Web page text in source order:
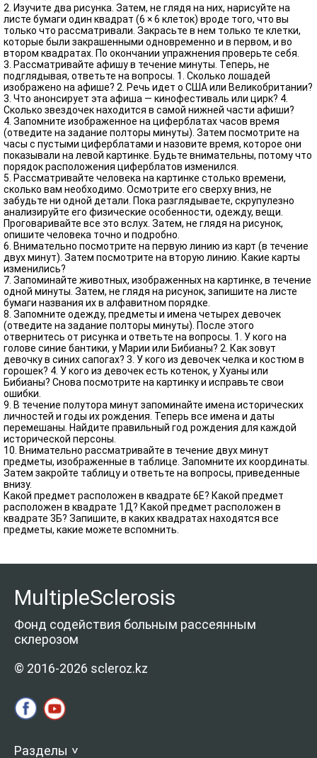
2. Изучите два рисунка. Затем, не глядя на них, нарисуйте на
листе бумаги один квадрат (6 × 6 клеток) вроде того, что вы
только что рассматривали. Закрасьте в нем только те клетки,
которые были закрашенными одновременно и в первом, и во
втором квадратах. По окончании упражнения проверьте себя.
3. Рассматривайте афишу в течение минуты. Теперь, не
подглядывая, ответьте на вопросы. 1. Сколько лошадей
изображено на афише? 2. Речь идет о США или Великобритании?
3. Что анонсирует эта афиша — кинофестиваль или цирк? 4.
Сколько звездочек находится в самой нижней части афиши?
4. Запомните изображенное на циферблатах часов время
(отведите на задание полторы минуты). Затем посмотрите на
часы с пустыми циферблатами и назовите время, которое они
показывали на левой картинке. Будьте внимательны, потому что
порядок расположения циферблатов изменился.
5. Рассматривайте человека на картинке столько времени,
сколько вам необходимо. Осмотрите его сверху вниз, не
забудьте ни одной детали. Пока разглядываете, скрупулезно
анализируйте его физические особенности, одежду, вещи.
Проговаривайте все это вслух. Затем, не глядя на рисунок,
опишите человека точно и подробно.
6. Внимательно посмотрите на первую линию из карт (в течение
двух минут). Затем посмотрите на вторую линию. Какие карты
изменились?
7. Запоминайте животных, изображенных на картинке, в течение
одной минуты. Затем, не глядя на рисунок, запишите на листе
бумаги названия их в алфавитном порядке.
8. Запомните одежду, предметы и имена четырех девочек
(отведите на задание полторы минуты). После этого
отвернитесь от рисунка и ответьте на вопросы. 1. У кого на
голове синие бантики, у Марии или Бибианы? 2. Как зовут
девочку в синих сапогах? 3. У кого из девочек челка и костюм в
горошек? 4. У кого из девочек есть котенок, у Хуаны или
Бибианы? Снова посмотрите на картинку и исправьте свои
ошибки.
9. В течение полутора минут запоминайте имена исторических
личностей и годы их рождения. Теперь все имена и даты
перемешаны. Найдите правильный год рождения для каждой
исторической персоны.
10. Внимательно рассматривайте в течение двух минут
предметы, изображенные в таблице. Запомните их координаты.
Затем закройте таблицу и ответьте на вопросы, приведенные
внизу.
Какой предмет расположен в квадрате 6Е? Какой предмет
расположен в квадрате 1Д? Какой предмет расположен в
квадрате 3Б? Запишите, в каких квадратах находятся все
предметы, какие можете вспомнить.
MultipleSclerosis
Фонд содействия больным рассеянным
склерозом
© 2016-2026 scleroz.kz
Разделы >